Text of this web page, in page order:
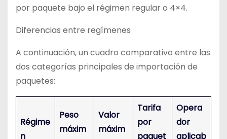
por paquete bajo el régimen regular o 4×4.
Diferencias entre regímenes
A continuación, un cuadro comparativo entre las
dos categorías principales de importación de
paquetes:
Régime
n
Peso
máxim
Valor
máxim
Tarifa
por
paquet
Opera
dor
aplicab